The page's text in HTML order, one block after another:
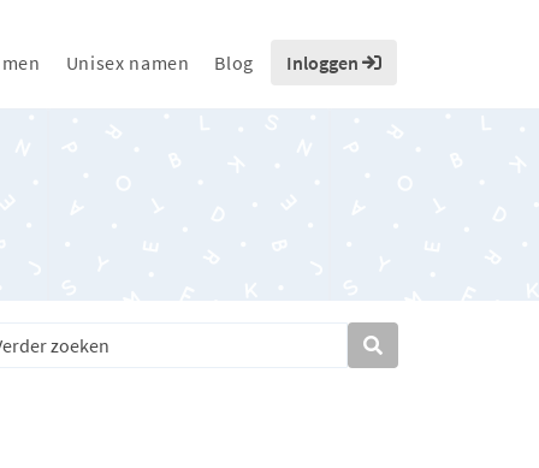
Unisex namen Blog Inloggen